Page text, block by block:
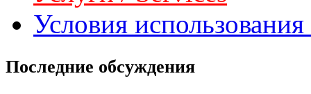
Условия
Последние обсуждения